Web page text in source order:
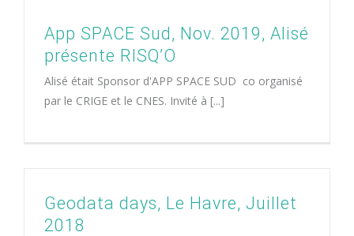
App SPACE Sud, Nov. 2019, Alisé
présente RISQ’O
Alisé était Sponsor d'APP SPACE SUD co organisé
par le CRIGE et le CNES. Invité à [...]
Geodata days, Le Havre, Juillet
2018